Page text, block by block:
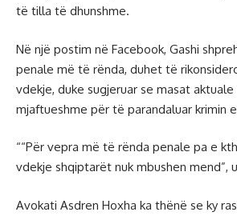
të tilla të dhunshme.
Në një postim në Facebook, Gashi
penale më të rënda, duhet të
vdekje, duke sugjeruar se masat aktuale
mjaftueshme për të parandaluar krimin
““Për vepra më të rënda penale pa e
vdekje shqiptarët nuk mbushen mend”,
Avokati Asdren Hoxha ka thënë se ky